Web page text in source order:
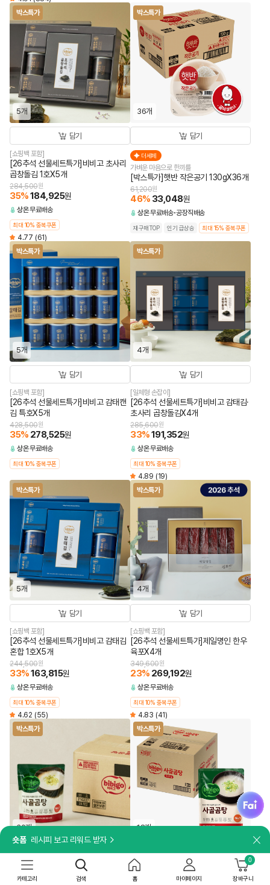
박스특가
5개
담기
[쇼핑백 포함]
[26추석 선물세트특가]비비고 초사리
곱창돌김 1호X5개
284,500원
35%184,925원
상온무료배송
최대 10% 중복쿠폰
4.77 (61)
박스특가
36개
담기
더세페
가벼운 마음으로 한끼를
[박스특가]햇반 작은공기 130gX36개
61,200원
46% 33,048원
상온무료배송 공장직배송
재구매TOP 인기 급상승 최대 15% 중복쿠폰
박스특가
5개
담기
[쇼핑백 포함]
[26추석 선물세트특가]비비고 감태캔
김 특호X5개
428,500원
35% 278,525원
상온무료배송
최대 10% 중복쿠폰
박스특가
4개
담기
[일체형 손잡이]
[26추석 선물세트특가]비비고 감태김·
초사리 곱창돌김X4개
285,600원
33%191,352원
상온무료배송
최대 10% 중복쿠폰
4.89 (19)
박스특가
5개
담기
[쇼핑백 포함]
[26추석 선물세트특가]비비고 감태김
혼합 1호X5개
244,500원
33%163,815원
상온무료배송
최대 10% 중복쿠폰
4.62 (55)
박스특가
4개
담기
[쇼핑백 포함]
[26추석 선물세트특가]제일명인 한우
육포X4개
349,600원
23% 269,192원
상온무료배송
최대 10% 중복쿠폰
4.83 (41)
박스특가
30개
담기
8시간 고아내어 깊고 진한 국물 맛
[박스특가]비비고 사골곰탕 300gX30
박스특가
18개
담기
8시간 동안 고아내어 깊고 진한 국물 맛
[박스특가]비비고 사골곰탕 500gX18
숏폼 레시피 보고 리워드 받자
fai
카테고리 검색 홈 마이페이지 장바구니
0